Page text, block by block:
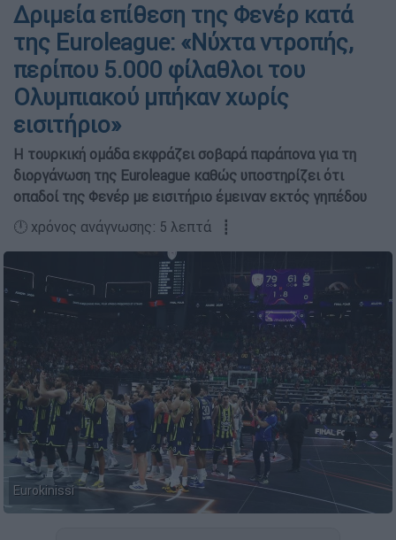
Δριμεία επίθεση της Φενέρ κατά
της Euroleague: «Νύχτα ντροπής,
περίπου 5.000 φίλαθλοι του
Ολυμπιακού μπήκαν χωρίς
εισιτήριο»
Η τουρκική ομάδα εκφράζει σοβαρά παράπονα για τη
διοργάνωση της Euroleague καθώς υποστηρίζει ότι
οπαδοί της Φενέρ με εισιτήριο έμειναν εκτός γηπέδου
🕛 χρόνος ανάγνωσης: 5 λεπτά ┋
Eurokinissi